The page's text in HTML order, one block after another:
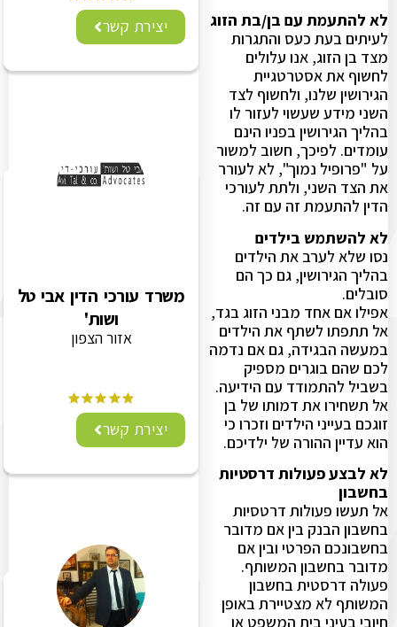
לא להתעמת עם בן/בת הזוג
לעיתים בעת כעס והתגרות
מצד בן הזוג, אנו עלולים
לחשוף את אסטרטגיית
הגירושין שלנו, ולחשוף לצד
השני מידע שעשוי לעזור לו
בהליך הגירושין בפניו הינם
עומדים. לפיכך, חשוב למשור
על "פרופיל נמוך", לא לעורר
את הצד השני, ולתת לעורכי
הדין להתעמת זה עם זה.
לא להשתמש בילדים
נסו שלא לערב את הילדים
בהליך הגירושין, גם כך הם
סובלים.
אפילו אם אחד מבני הזוג בגד,
אל תתפתו לשתף את הילדים
במעשה הבגידה, גם אם נדמה
לכם שהם בוגרים מספיק
בשביל להתמודד עם הידיעה.
אל תשחירו את דמותו של בן
זוגכם בעייני הילדים וזכרו כי
הוא עדיין ההורה של ילדיכם.
לא לבצע פעולות דרסטיות
בחשבון
אל תעשו פעולות דרטסיות
בחשבון הבנק בין אם מדובר
בחשבונכם הפרטי ובין אם
מדובר בחשבון המשותף.
פעולה דרסטית בחשבון
המשותף לא מצטיירת באופן
חיובי בעיני בית המשפט או
יצירת קשר
משרד עורכי הדין אבי טל
ושות'
אזור הצפון
יצירת קשר